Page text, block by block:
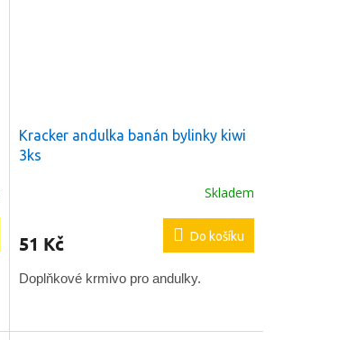
Kracker andulka banán bylinky kiwi
3ks
Skladem
51 Kč Do košíku
Doplňkové krmivo pro andulky.